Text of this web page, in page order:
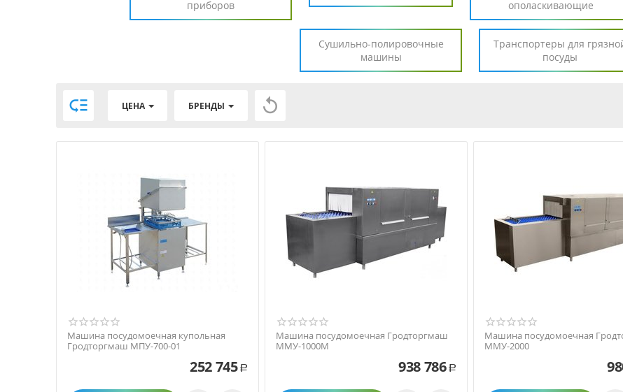
приборов
ополаскивающие
Сушильно-полировочные
машины
Транспортеры для
посуды
 ЦЕНА БРЕНДЫ 
Машина посудомоечная купольная
Гродторгмаш МПУ-700-01
252 745 Р
Машина посудомоечная Гродторгмаш
ММУ-1000M
938 786 Р
Машина посудомоечная
ММУ-2000